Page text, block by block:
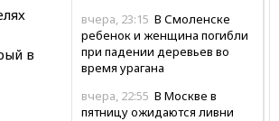
вчера, 23:15 В Смоленске
ребенок и женщина погибли
при падении деревьев во
время урагана
вчера, 22:55 В Москве в
пятницу ожидаются ливни
в